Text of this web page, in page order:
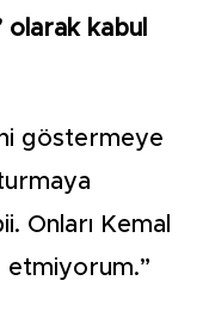
olarak kabul
göstermeye
Onları Kemal
etmiyorum.”